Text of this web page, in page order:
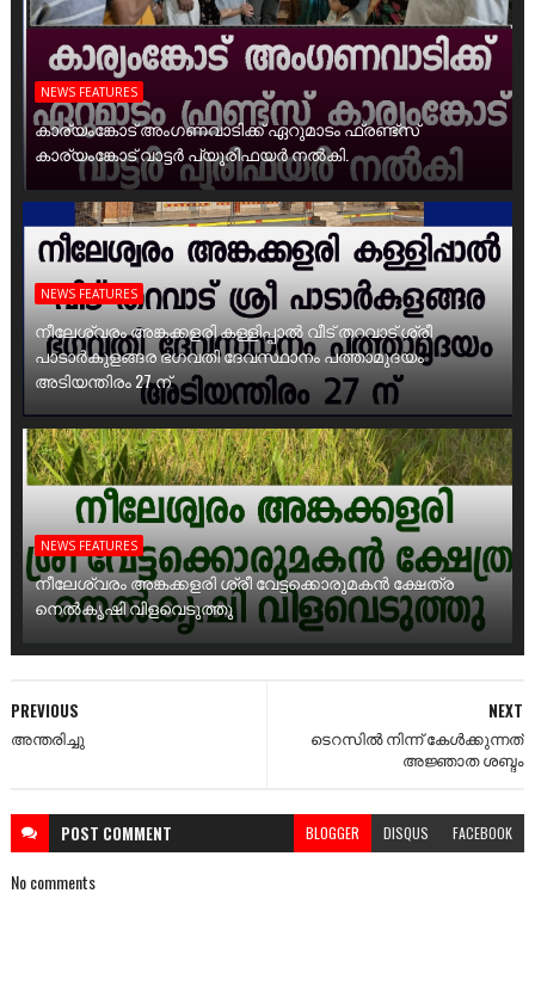
NEWS FEATURES
കാര്യംങ്കോട് അംഗണവാടിക്ക് ഏറുമാടം ഫ്രണ്ട്സ്
കാര്യംങ്കോട് വാട്ടർ പ്യൂരിഫയർ നൽകി.
NEWS FEATURES
നീലേശ്വരം അങ്കക്കളരി കള്ളിപ്പാൽ വീട് തറവാട് ശ്രീ
പാടാർകുളങ്ങര ഭഗവതി ദേവസ്ഥാനം പത്താമുദയം
അടിയന്തിരം 27 ന്
NEWS FEATURES
നീലേശ്വരം അങ്കക്കളരി ശ്രീ വേട്ടക്കൊരുമകൻ ക്ഷേത്ര
നെൽകൃഷി വിളവെടുത്തു
NEXT
ടെറസിൽ നിന്ന് കേൾക്കുന്നത്
അജ്ഞാത ശബ്ദം
PREVIOUS
അന്തരിച്ചു
POST COMMENT BLOGGER DISQUS FACEBOOK
No comments